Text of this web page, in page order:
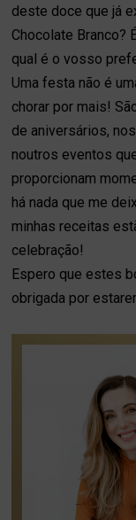
deste doce que já
Chocolate Branco?
qual é o vosso
Uma festa não é
chorar por mais!
de aniversários,
noutros eventos
proporcionam
há nada que me
minhas receitas
celebração!
Espero que estes
obrigada por